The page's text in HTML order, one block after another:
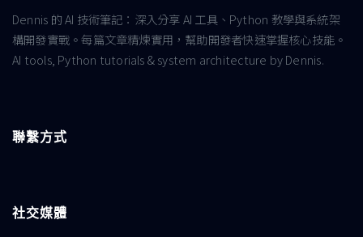
Dennis 的 AI 技術筆記：深入分享 AI 工具、Python 教學與系統架
構開發實戰。每篇文章精煉實用，幫助開發者快速掌握核心技能。
AI tools, Python tutorials & system architecture by Dennis.
聯繫方式
社交媒體